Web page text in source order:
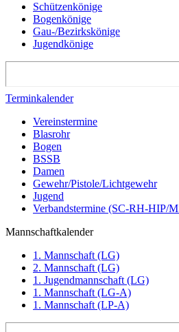
Schützenkönige
Bogenkönige
Gau-/Bezirkskönige
Jugendkönige
Terminkalender
Vereinstermine
Blasrohr
Bogen
BSSB
Damen
Gewehr/Pistole/Lichtgewehr
Jugend
Verbandstermine (SC-RH-HIP/
Mannschaftkalender
1. Mannschaft (LG)
2. Mannschaft (LG)
1. Jugendmannschaft (LG)
1. Mannschaft (LG-A)
1. Mannschaft (LP-A)